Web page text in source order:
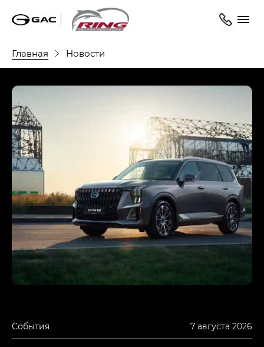
Главная Новости
События 7 августа 2026